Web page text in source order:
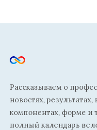
Рассказываем о
новостях,
компонентах, форме
полный календарь